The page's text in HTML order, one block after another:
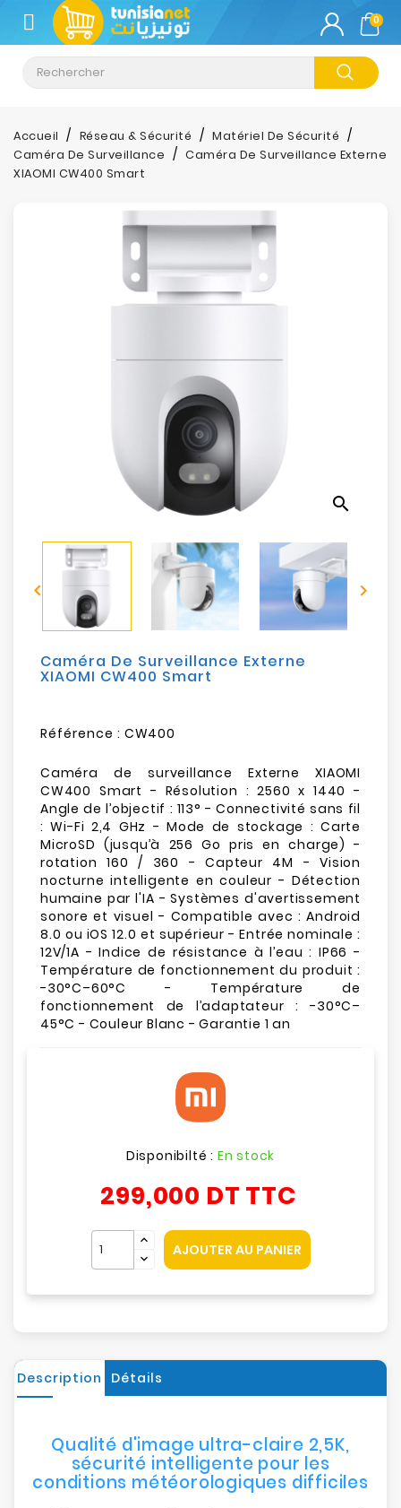
CATÉGORIE
Climatisation
Informatique
Téléphonie
Sécurité
Mobilités
Loisirs
0
Accueil Réseau & Sécurité
Matériel De Sécurité
Caméra De Surveillance
Caméra De Surveillance Externe
XIAOMI CW400 Smart
search
 
Caméra De Surveillance Externe
XIAOMI CW400 Smart
Référence : CW400
Caméra de surveillance Externe XIAOMI
CW400 Smart - Résolution : 2560 x 1440 -
Angle de l’objectif : 113° - Connectivité sans fil
: Wi-Fi 2,4 GHz - Mode de stockage : Carte
MicroSD (jusqu’à 256 Go pris en charge) -
rotation 160 / 360 - Capteur 4M - Vision
nocturne intelligente en couleur - Détection
humaine par l'IA - Systèmes d'avertissement
sonore et visuel - Compatible avec : Android
8.0 ou iOS 12.0 et supérieur - Entrée nominale :
12V/1A - Indice de résistance à l’eau : IP66 -
Température de fonctionnement du produit :
-30°C–60°C - Température de
fonctionnement de l’adaptateur : -30°C–
45°C - Couleur Blanc - Garantie 1 an
Disponibilté : En stock
299,000 DT TTC
AJOUTER AU PANIER
Description Détails
Qualité d'image ultra-claire 2,5K,
sécurité intelligente pour les
conditions météorologiques difficiles